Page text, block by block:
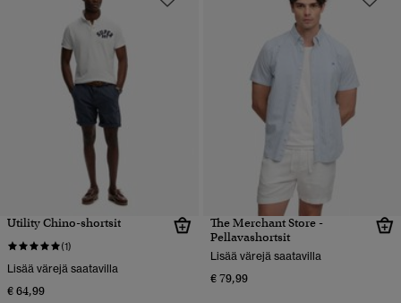
Utility Chino-shortsit
(1)
Lisää värejä saatavilla
€ 64,99
The Merchant Store -
Pellavashortsit
Lisää värejä saatavilla
€ 79,99